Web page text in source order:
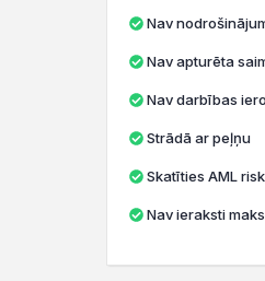
Nav
Nav apturēta
Nav darbības
Strādā ar peļņu
Skatīties AML
Nav ieraksti